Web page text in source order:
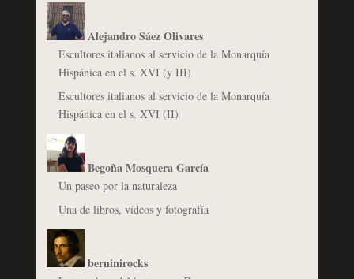
Alejandro Sáez Olivares
Escultores italianos al servicio de la Monarquía
Hispánica en el s. XVI (y III)
Escultores italianos al servicio de la Monarquía
Hispánica en el s. XVI (II)
Begoña Mosquera García
Un paseo por la naturaleza
Una de libros, vídeos y fotografía
berninirocks